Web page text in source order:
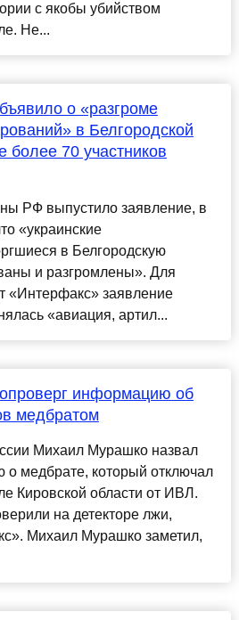
с якобы убийством
Не...
о «разгроме
в Белгородской
более 70 участников
РФ выпустило заявление, в
«украинские
в Белгородскую
и разгромлены». Для
«Интерфакс» заявление
«авиация, артил...
информацию об
медбратом
Михаил Мурашко назвал
медбрате, который отключал
Кировской области от ИВЛ.
на детекторе лжи,
Михаил Мурашко заметил,